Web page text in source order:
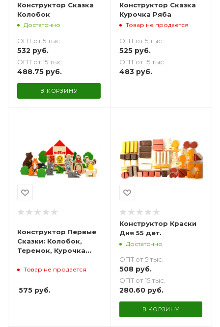
Конструктор Сказка
Колобок
Достаточно
ОПТ от 5 тыс.
532 руб.
ОПТ от 15 тыс.
488.75 руб.
В КОРЗИНУ
Конструктор Сказка
Курочка Ряба
Товар не продается
ОПТ от 5 тыс.
525руб.
ОПТ от 15 тыс.
483руб.
Конструктор Первые
Сказки: Колобок,
Теремок, Курочка
Товар не продается
575 руб.
Конструктор Краски
Дня 55 дет.
Достаточно
ОПТ от 5 тыс.
508руб.
ОПТ от 15 тыс.
280.60руб.
В КОРЗИНУ